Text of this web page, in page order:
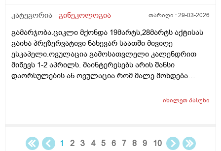
კატეგორია - გინეკოლოგია თარიღი :29-03-2026
გამარჯობა.ციკლი მქონდა 19მარტს,28მარტს აქტისას
გაიხა პრეზერვატივი ნახევარ საათში მივიღე
ესკაპელი.ოვულაცია გამოსათვლელი კალენდრით
მიწევს 1-2 აპრილს. მაინტერესებს არის შანსი
დაორსულების ან ოვულაცია რომ მალე მოხდება
კვებაზე მყავს ბავშვი ხშირდ ვერ ვთავაზობ და იქნებ
იხილეთპასუხი
1 2 3 4 5 6 7 8 9 10